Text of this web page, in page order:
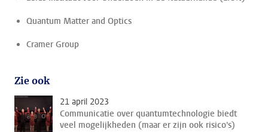
Quantum Matter and Optics
Cramer Group
Zie ook
21 april 2023
Communicatie over quantumtechnologie biedt
veel mogelijkheden (maar er zijn ook risico's)